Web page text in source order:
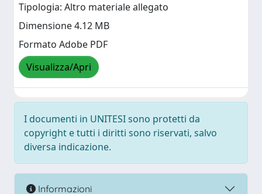
Tipologia: Altro materiale allegato
Dimensione 4.12 MB
Formato Adobe PDF
Visualizza/Apri
I documenti in UNITESI sono protetti da
copyright e tutti i diritti sono riservati, salvo
diversa indicazione.
Informazioni